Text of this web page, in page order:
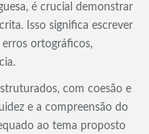
é crucial demonstrar
Isso significa escrever
erros ortográficos,
com coesão e
e a compreensão do
ao tema proposto